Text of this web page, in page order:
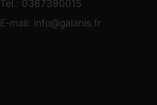
Tel.: 0367390015
E-mail: info@galanis.fr